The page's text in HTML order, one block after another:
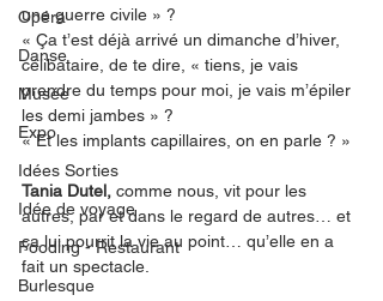
Opéra
Danse
Musée
Expo
Idées Sorties
Idée de voyage
Fooding - Restaurant
Burlesque
une guerre civile » ?
« Ça t’est déjà arrivé un dimanche d’hiver,
célibataire, de te dire, « tiens, je vais
prendre du temps pour moi, je vais m’épiler
les demi jambes » ?
« Et les implants capillaires, on en parle ? »
Tania Dutel, comme nous, vit pour les
autres, par et dans le regard de autres… et
ça lui pourrit la vie au point… qu’elle en a
fait un spectacle.